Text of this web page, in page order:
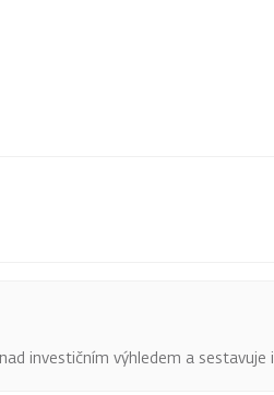
investičním výhledem a